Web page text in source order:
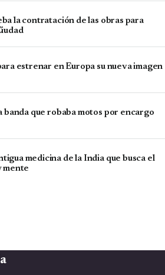
la contratación de las obras para
estrenar en Europa su nueva imagen
banda que robaba motos por encargo
medicina de la India que busca el
mente